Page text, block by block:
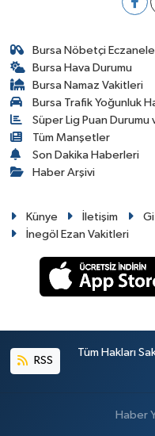
Bursa Nöbetçi
Bursa Hava Durumu
Bursa Namaz Vakitleri
Bursa Trafik Yoğunluk
Süper Lig Puan Durumu
Tüm Manşetler
Son Dakika Haberleri
Haber Arşivi
Künye İletişim
İnegöl Ezan Vakitleri
RSS
Tüm Hakları
Haber